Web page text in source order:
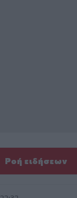
Ροή ειδήσεων